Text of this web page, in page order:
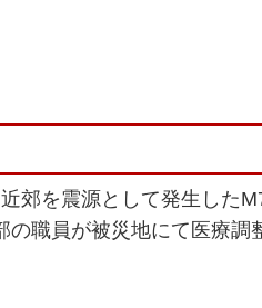
郊を震源として発生した
職員が被災地にて医療調